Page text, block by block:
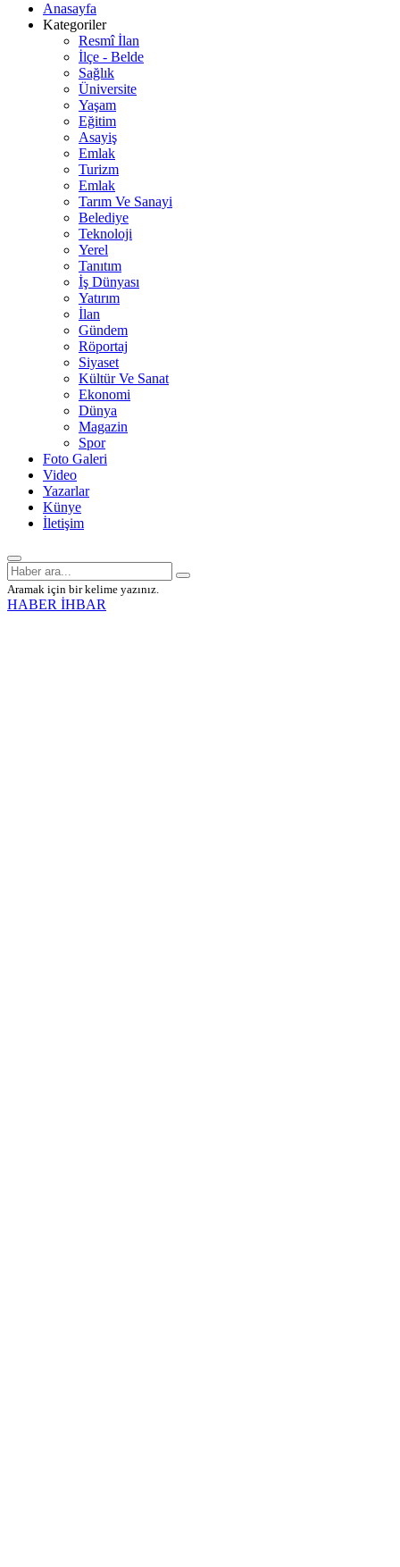
Anasayfa
Kategoriler
Resmî İlan
İlçe - Belde
Sağlık
Üniversite
Yaşam
Eğitim
Asayiş
Emlak
Turizm
Emlak
Tarım Ve Sanayi
Belediye
Teknoloji
Yerel
Tanıtım
İş Dünyası
Yatırım
İlan
Gündem
Röportaj
Siyaset
Kültür Ve Sanat
Ekonomi
Dünya
Magazin
Spor
Foto Galeri
Video
Yazarlar
Künye
İletişim
Aramak için bir kelime yazınız.
HABER İHBAR